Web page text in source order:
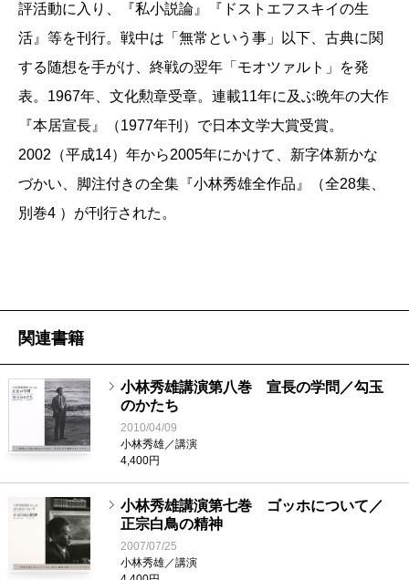
評活動に入り、『私小説論』『ドストエフスキイの生
活』等を刊行。戦中は「無常という事」以下、古典に関
する随想を手がけ、終戦の翌年「モオツァルト」を発
表。1967年、文化勲章受章。連載11年に及ぶ晩年の大作
『本居宣長』（1977年刊）で日本文学大賞受賞。
2002（平成14）年から2005年にかけて、新字体新かな
づかい、脚注付きの全集『小林秀雄全作品』（全28集、
別巻4 ）が刊行された。
関連書籍
小林秀雄講演第八巻 宣長の学問／勾玉
のかたち
2010/04/09
小林秀雄／講演
4,400円
小林秀雄講演第七巻 ゴッホについて／
正宗白鳥の精神
2007/07/25
小林秀雄／講演